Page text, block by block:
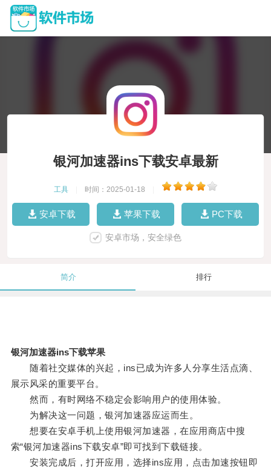
银河加速器ins下载安卓最新
工具 时间：2025-01-18
安卓下载 苹果下载 PC下载
安卓市场，安全绿色
简介 排行
银河加速器ins下载苹果
随着社交媒体的兴起，ins已成为许多人分享生活点滴、
展示风采的重要平台。
然而，有时网络不稳定会影响用户的使用体验。
为解决这一问题，银河加速器应运而生。
想要在安卓手机上使用银河加速器，在应用商店中搜
索“银河加速器ins下载安卓”即可找到下载链接。
安装完成后，打开应用，选择ins应用，点击加速按钮即